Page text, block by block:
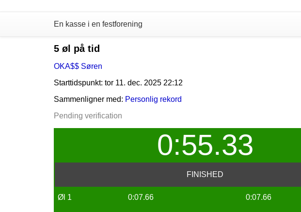
En kasse i en festforening
5 øl på tid
OKA$$ Søren
Starttidspunkt: tor 11. dec. 2025 22:12
Sammenligner med: Personlig rekord
Pending verification
0:55.33
FINISHED
Øl 1 0:07.66 0:07.66